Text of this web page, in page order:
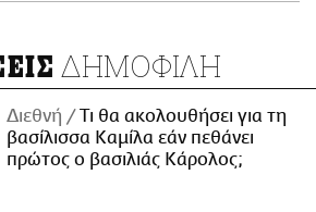
ΔΗΜΟΦΙΛΗ
Διεθνή
Τι θα ακολουθήσει για τη
βασίλισσα Καμίλα εάν πεθάνει
πρώτος ο βασιλιάς Κάρολος;